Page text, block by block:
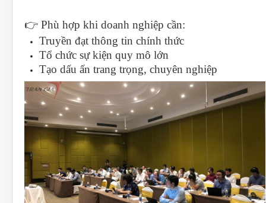
👉 Phù hợp khi doanh nghiệp cần:
Truyền đạt thông tin chính thức
Tổ chức sự kiện quy mô lớn
Tạo dấu ấn trang trọng, chuyên nghiệp